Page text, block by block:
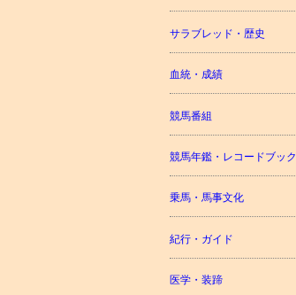
サラブレッド・歴史
血統・成績
競馬番組
競馬年鑑・レコードブック
乗馬・馬事文化
紀行・ガイド
医学・装蹄